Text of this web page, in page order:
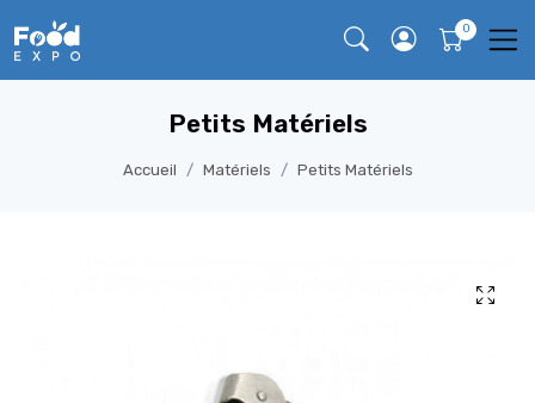
Petits Matériels
Accueil Matériels Petits Matériels